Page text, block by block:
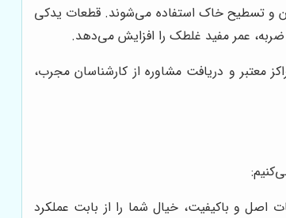
و تسطیح خاک استفاده می‌شوند. قطعات یدکی
عمر مفید غلطک را افزایش می‌دهد.
معتبر و دریافت مشاوره از کارشناسان مجرب،
اصل و باکیفیت، خیال شما را از بابت عملکرد